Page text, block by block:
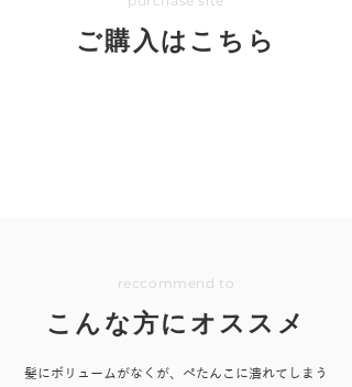
ご購入はこちら
reccommend to
こんな方にオススメ
髪にボリュームがなくが、ぺたんこに潰れてしまう